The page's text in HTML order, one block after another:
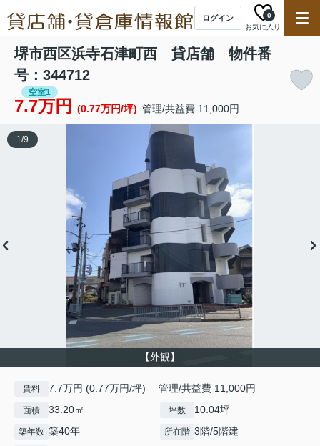
ログイン
お気に入り
0
堺市西区浜寺石津町西 貸店舗 物件番
号：344712
空室1
7.7万円 (0.77万円/坪) 管理/共益費 11,000円
【外観】
1/9
賃料 7.7万円 (0.77万円/坪) 管理/共益費 11,000円
面積 33.20㎡ 坪数 10.04坪
築年数 築40年 所在階 3階/5階建